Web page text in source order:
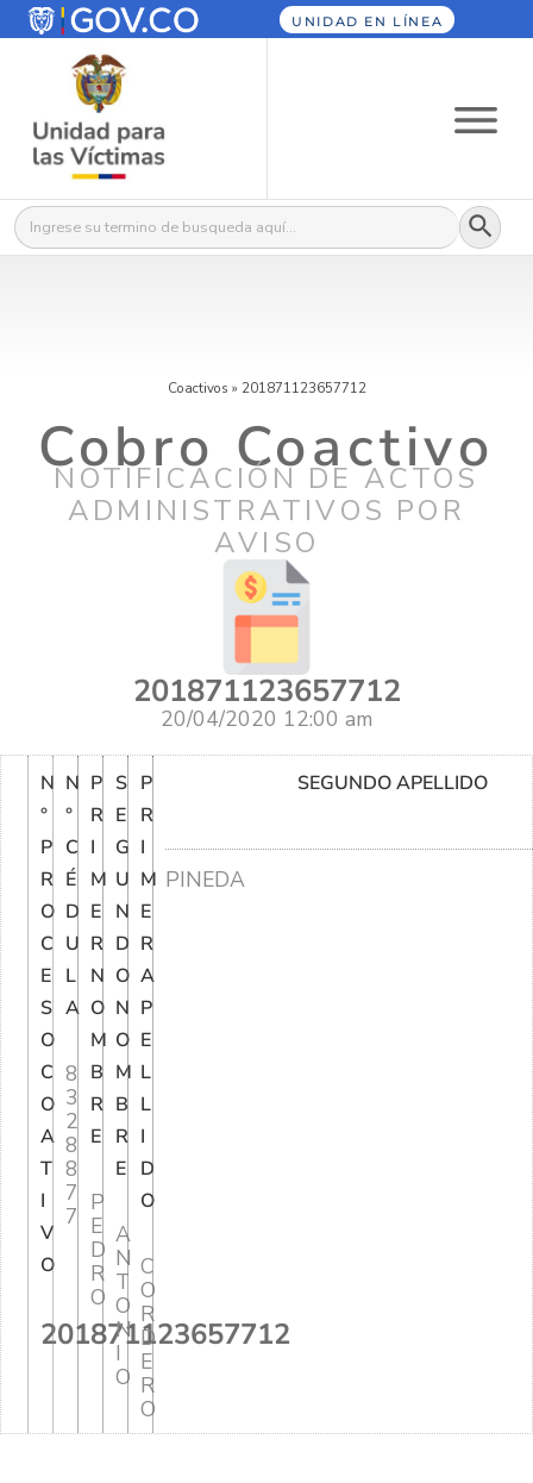
UNIDAD EN LÍNEA
Buscar: Botón
Coactivos » 201871123657712
Cobro Coactivo
NOTIFICACIÓN DE ACTOS
ADMINISTRATIVOS POR
AVISO
201871123657712
20/04/2020 12:00 am
N
°
P
R
O
C
E
S
O
C
O
A
T
I
V
O
201871123657712
N
°
C
É
D
U
L
A
8
3
2
8
8
7
7
P
R
I
M
E
R
N
O
M
B
R
E
P
E
D
R
O
S
E
G
U
N
D
O
N
O
M
B
R
E
A
N
T
O
N
I
O
P
R
I
M
E
R
A
P
E
L
L
I
D
O
C
O
R
D
E
R
O
SEGUNDO APELLIDO
PINEDA